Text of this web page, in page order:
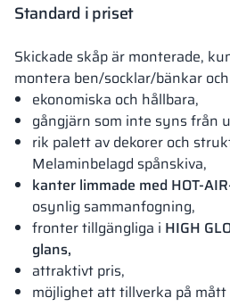
Standard i priset
Skickade skåp är monterade,
montera ben/socklar/bänkar
ekonomiska och hållbara,
gångjärn som inte syns från
rik palett av dekorer och
Melaminbelagd spånskiva,
kanter limmade med HOT-
osynlig sammanfogning,
fronter tillgängliga i HIGH
glans,
attraktivt pris,
möjlighet att tillverka på